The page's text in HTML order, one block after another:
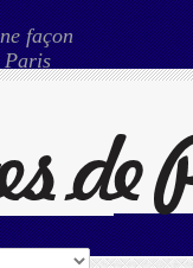
façon
Paris